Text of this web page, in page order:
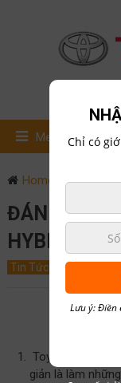
Menu
Home Tin Tức
ĐÁNH GIÁ
HYBRID
Tin Tức
Toyota Corolla
giản là làm
Chỉ có
Lưu ý: Điền